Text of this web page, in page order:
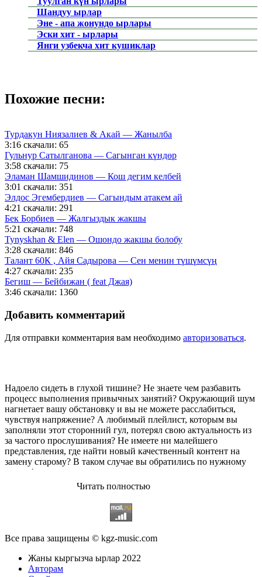
Шандуу ырлар
Эне - апа жонундо ырлары
Эски хит - ырлары
Янги узбекча хит кушиклар
Похожие песни:
Турдакун Ниязалиев & Акай — Жанылба
3:16 скачали: 65
Гульнур Сатылганова — Сагынган күндөр
3:58 скачали: 75
Эламан Шамшидинов — Кош дегим келбей
3:01 скачали: 351
Элдос Эгембердиев — Сагындым атакем ай
4:21 скачали: 291
Бек Борбиев — Жалгыздык жакшы
5:21 скачали: 748
Tynyskhan & Elen — Ошондо жакшы болобу
3:28 скачали: 846
Талант 60К , Айя Садырова — Сен менин түшүмсүң
4:27 скачали: 235
Бегиш — Бейбижан ( feat Джая)
3:46 скачали: 1360
Добавить комментарий
Для отправки комментария вам необходимо авторизоваться.
Надоело сидеть в глухой тишине? Не знаете чем разбавить
процесс выполнения привычных занятий? Окружающий шум
нагнетает вашу обстановку и вы не можете расслабиться,
чувствуя напряжение? А любимый плейлист, которым вы
заполняли этот сторонний гул, потерял свою актуальность из
за частого прослушивания? Не имеете ни малейшего
представления, где найти новый качественный контент на
замену старому? В таком случае вы обратились по нужному
адресу!
Музыкальный портал KGZ Musicс большой радостью
приветствует своих старых и новых слушателей! Специально
для вас мы заготовили чудесную подборку самых лучших
песен всех времён во всех жанровых стилистиках. Огромное
количество старых и новых треков, самые востребованные и
популярные композиции отечественных и зарубежных
исполнителей на музыкальном портале KGZ Music!
Мы предоставляем вашему вниманию богатую коллекцию
Читать полностью
Все права защищены © kgz-music.com
Жаны кыргызча ырлар 2022
Авторам